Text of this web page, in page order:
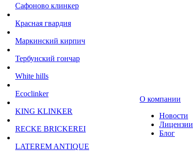
Сафоново клинкер
Красная гвардия
Маркинский кирпич
Тербунский гончар
White hills
Ecoclinker
KING KLINKER
RECKE BRICKEREI
LATEREM ANTIQUE
О компании
Новости
Лицензии
Блог